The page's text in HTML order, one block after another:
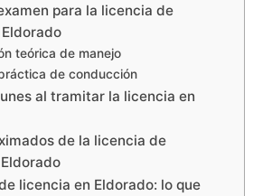
para la licencia de
teórica de manejo
de conducción
al tramitar la licencia en
de la licencia de
licencia en Eldorado: lo que